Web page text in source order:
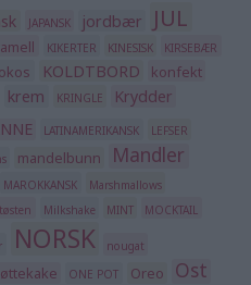
JAPANSK jordbær JUL
KIKERTER KINESISK KIRSEBÆR
KOLDTBORD
konfekt
krem KRINGLE Krydder
LATINAMERIKANSK
LEFSER
mandelbunn Mandler
MAROKKANSK Marshmallows
Milkshake MINT MOCKTAIL
NORSK
nougat
ONE POT Oreo Ost